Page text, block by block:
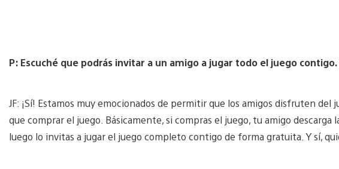
P: Escuché que podrás invitar a un amigo a jugar todo el juego
JF: ¡Sí! Estamos muy emocionados de permitir que los amigos disfruten del
que comprar el juego. Básicamente, si compras el juego, tu amigo
luego lo invitas a jugar el juego completo contigo de forma gratuita. Y sí,